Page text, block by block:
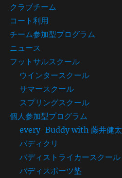
クラブチーム
コート利用
チーム参加型プログラム
ニュース
フットサルスクール
ウインタースクール
サマースクール
スプリングスクール
個人参加型プログラム
every-Buddy with 藤井健太
バディクリ
バディストライカースクール
バディスポーツ塾